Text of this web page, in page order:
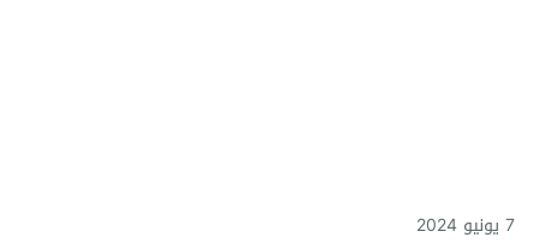
7 يونيو 2024